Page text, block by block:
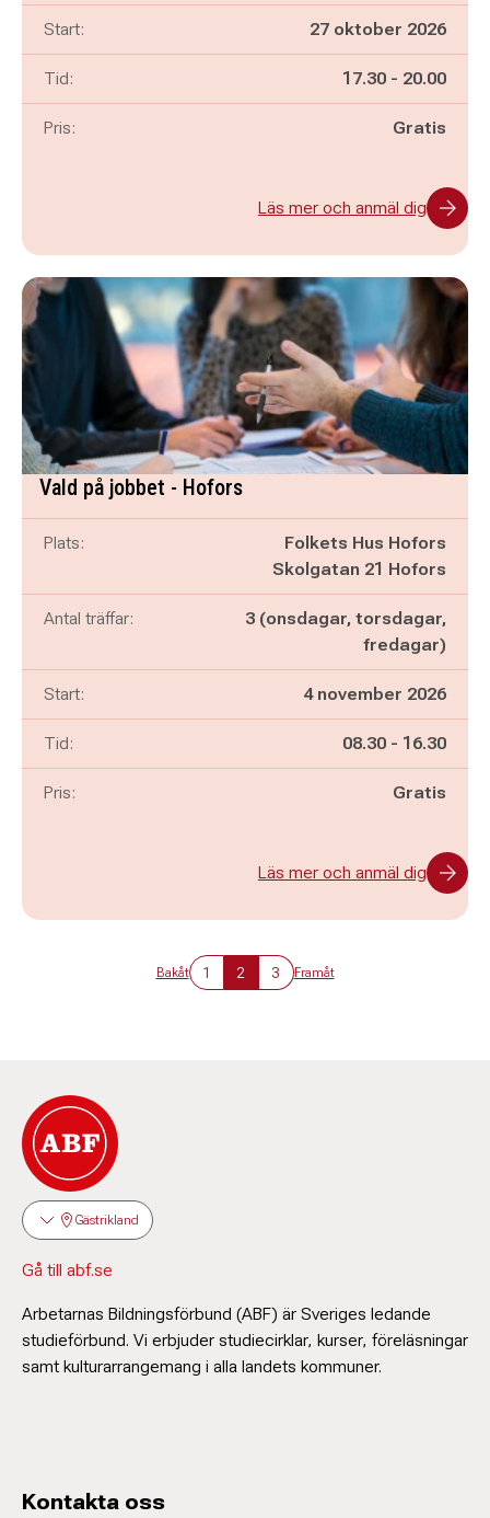
Start: 27 oktober 2026
Tid: Pågår mellan
17.30 - och
20.00
Pris: Gratis
Läs mer och anmäl dig
Vald på jobbet - Hofors
Plats:
Folkets Hus Hofors
Skolgatan 21 Hofors
Antal träffar:
3 (onsdagar, torsdagar,
fredagar)
Start: 4 november 2026
Tid: Pågår mellan
08.30 - och
16.30
Pris: Gratis
Läs mer och anmäl dig
Bakåt 1 2 3 Framåt
Gästrikland
Gå till abf.se
Arbetarnas Bildningsförbund (ABF) är Sveriges ledande
studieförbund. Vi erbjuder studiecirklar, kurser, föreläsningar
samt kulturarrangemang i alla landets kommuner.
Kontakta oss